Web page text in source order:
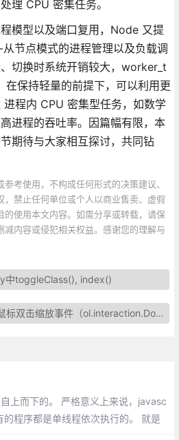
理 CPU 密集任务。
模型以及端口复用，Node 又提
节点模式的进程管理以及负载调
切换时系统开销较大，worker_t
在保持轻量的前提下，可以利用更
程内 CPU 密集型任务，如数学
进程的吞吐率。因篇幅有限，本
期待与大家相互探讨，共同钻
考使用，不构成任何形式的决策建议、
禁止任何单位或个人以商业售卖、虚假
的使用本文内容。如需分享或转载，请保
减内容或侵犯相关权益。感谢您的理解与
中toggleClass(), index()
缩放事件（ol.interaction.DoubleClickZoom）
上而下的。 严格意义上来说，javasc
程序都是单线程依次执行的。 就是